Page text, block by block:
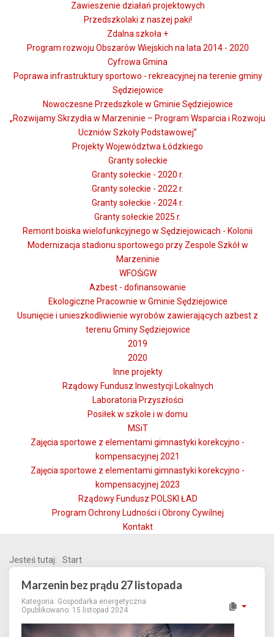
Zawieszenie działań projektowych
Przedszkolaki z naszej paki!
Zdalna szkoła +
Program rozwoju Obszarów Wiejskich na lata 2014 - 2020
Cyfrowa Gmina
Poprawa infrastruktury sportowo - rekreacyjnej na terenie gminy
Sędziejowice
Nowoczesne Przedszkole w Gminie Sędziejowice
„Rozwijamy Skrzydła w Marzeninie – Program Wsparcia i Rozwoju
Uczniów Szkoły Podstawowej”
Projekty Województwa Łódzkiego
Granty sołeckie
Granty sołeckie - 2020 r.
Granty sołeckie - 2022 r.
Granty sołeckie - 2024 r.
Granty sołeckie 2025 r.
Remont boiska wielofunkcyjnego w Sędziejowicach - Kolonii
Modernizacja stadionu sportowego przy Zespole Szkół w
Marzeninie
WFOŚiGW
Azbest - dofinansowanie
Ekologiczne Pracownie w Gminie Sędziejowice
Usunięcie i unieszkodliwienie wyrobów zawierających azbest z
terenu Gminy Sędziejowice
2019
2020
Inne projekty
Rządowy Fundusz Inwestycji Lokalnych
Laboratoria Przyszłości
Posiłek w szkole i w domu
MSiT
Zajęcia sportowe z elementami gimnastyki korekcyjno -
kompensacyjnej 2021
Zajęcia sportowe z elementami gimnastyki korekcyjno -
kompensacyjnej 2023
Rządowy Fundusz POLSKI ŁAD
Program Ochrony Ludności i Obrony Cywilnej
Kontakt
Jesteś tutaj: Start
Marzenin bez prądu 27 listopada
Kategoria: Gospodarka energetyczna
Opublikowano: 15 listopad 2024